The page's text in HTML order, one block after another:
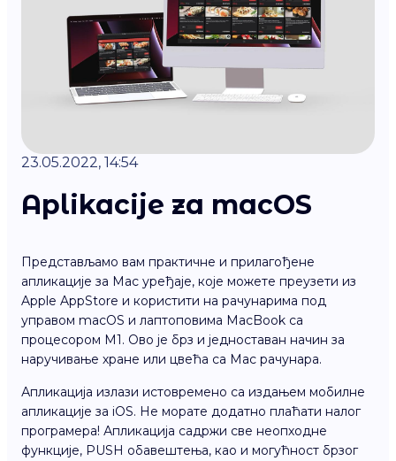
23.05.2022, 14:54
Aplikacije za macOS
Представљамо вам практичне и прилагођене
апликације за Mac уређаје, које можете преузети из
Apple AppStore и користити на рачунарима под
управом macOS и лаптоповима MacBook са
процесором М1. Ово је брз и једноставан начин за
наручивање хране или цвећа са Mac рачунара.
Апликација излази истовремено са издањем мобилне
апликације за iOS. Не морате додатно плаћати налог
програмера! Апликација садржи све неопходне
функције, PUSH обавештења, као и могућност брзог